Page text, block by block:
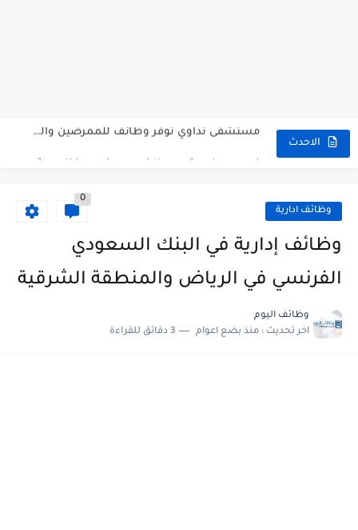
الاحدث فرص عمل و تدريب للخريجين في بوبا العربية.
وظائف اليوم و إعلانات الصحف للمقيمين في السعودية بتاريخ 24/03/2023.
وظائف إدارية نسائية و رجالية لحملة الشهادة الثانوية ...
وظائف ادارية
0
وظائف إدارية في البنك السعودي
الفرنسي في الرياض والمنطقة الشرقية
وظائف اليوم
اخر تحديث : منذ بضع اعوام 3 دقائق للقراءة